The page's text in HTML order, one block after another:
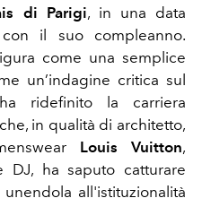
di Parigi, in una data
il suo compleanno.
come una semplice
un’indagine critica sul
ridefinito la carriera
in qualità di architetto,
Louis Vuitton,
DJ, ha saputo catturare
all'istituzionalità